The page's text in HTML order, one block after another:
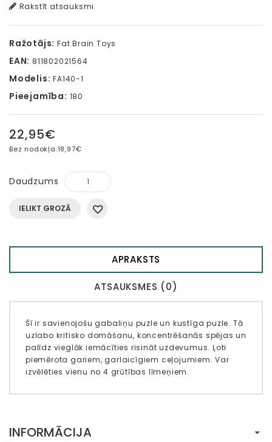
Rakstīt atsauksmi
Ražotājs: Fat Brain Toys
EAN: 811802021564
Modelis: FA140-1
Pieejamība: 180
22,95€
Bez nodokļa:18,97€
Daudzums
IELIKT GROZĀ
APRAKSTS
ATSAUKSMES (0)
Šī ir savienojošu gabaliņu puzle un kustīga puzle. Tā
uzlabo kritisko domāšanu, koncentrēšanās spējas un
palīdz vieglāk iemācīties risināt uzdevumus. Ļoti
piemērota gariem, garlaicīgiem ceļojumiem. Var
izvēlēties vienu no 4 grūtības līmeņiem.
INFORMĀCIJA